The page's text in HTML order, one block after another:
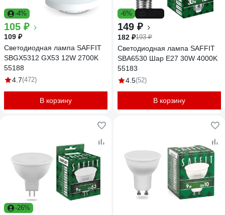
-4%
105 ₽
109 ₽
Светодиодная лампа SAFFIT
SBGX5312 GX53 12W 2700K
55188
4.7(472)
В корзину
-6%
149 ₽
182 ₽193 ₽
Светодиодная лампа SAFFIT
SBA6530 Шар E27 30W 4000K
55183
4.5(52)
В корзину
-26%